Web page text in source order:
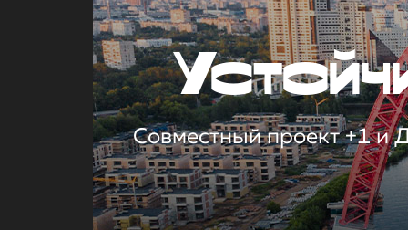
Совместный проект +1 и